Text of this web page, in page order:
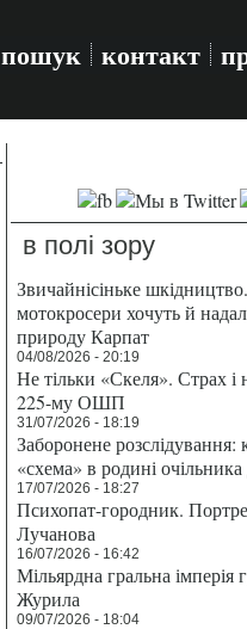
пошук контакт
в полі зору
Звичайнісіньке
мотокросери хочуть й
природу Карпат
04/08/2026 - 20:19
Не тільки «Скеля». Страх і
225-му ОШП
31/07/2026 - 18:19
Заборонене розслідування:
«схема» в родині
17/07/2026 - 18:27
Психопат-городник.
Лучанова
16/07/2026 - 16:42
Мільярдна гральна імперія
Журила
09/07/2026 - 18:04